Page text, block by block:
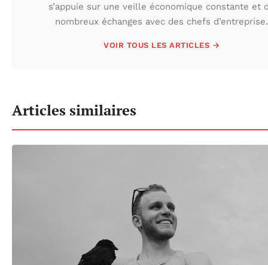
s’appuie sur une veille économique constante et
nombreux échanges avec des chefs d’entreprise.
VOIR TOUS LES ARTICLES →
Articles similaires